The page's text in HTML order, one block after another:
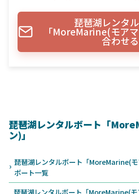
琵琶湖レンタ
「MoreMarine(モア
合わせる
琵琶湖レンタルボート「
ン)」
琵琶湖レンタルボート「MoreMarine(
ボート一覧